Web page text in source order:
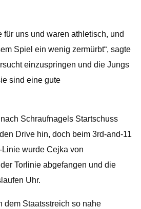
für uns und waren athletisch, und
Spiel ein wenig zermürbt“, sagte
einzuspringen und die Jungs
sind eine gute
Schraufnagels Startschuss
Drive hin, doch beim 3rd-and-11
wurde Cejka von
Torlinie abgefangen und die
Uhr.
dem Staatsstreich so nahe